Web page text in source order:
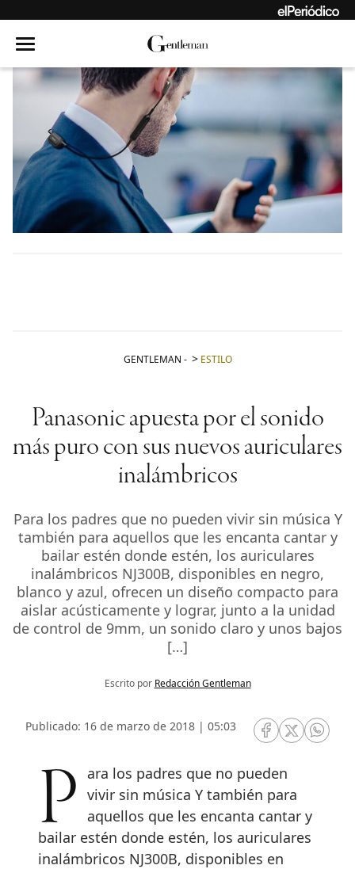
GENTLEMAN - ESTILO
Panasonic apuesta por el sonido
más puro con sus nuevos auriculares
inalámbricos
Para los padres que no pueden vivir sin música Y
también para aquellos que les encanta cantar y
bailar estén donde estén, los auriculares
inalámbricos NJ300B, disponibles en negro,
blanco y azul, ofrecen un diseño compacto para
aislar acústicamente y lograr, junto a la unidad
de control de 9mm, un sonido claro y unos bajos
[…]
Escrito por Redacción Gentleman
Publicado: 16 de marzo de 2018 | 05:03
RRSS Facebook
RRSSRRSS
Para los padres que no pueden
vivir sin música Y también para
aquellos que les encanta cantar y
bailar estén donde estén, los auriculares
inalámbricos NJ300B, disponibles en